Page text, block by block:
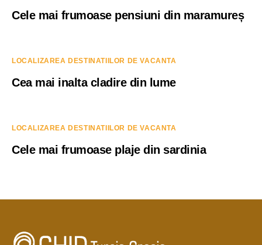
Cele mai frumoase pensiuni din maramureș
LOCALIZAREA DESTINATIILOR DE VACANTA
Cea mai inalta cladire din lume
LOCALIZAREA DESTINATIILOR DE VACANTA
Cele mai frumoase plaje din sardinia